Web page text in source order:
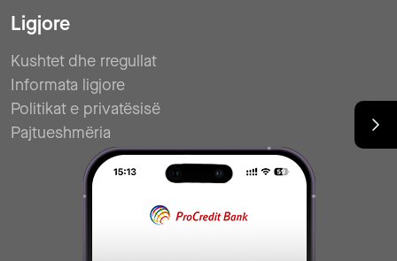
Ligjore
Kushtet dhe rregullat
Informata ligjore
Politikat e privatësisë
Pajtueshmëria